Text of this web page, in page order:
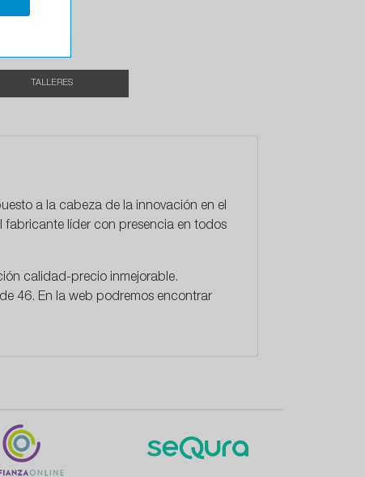
TALLERES
a la cabeza de la innovación en el
fabricante líder con presencia en todos
calidad-precio inmejorable.
46. En la web podremos encontrar